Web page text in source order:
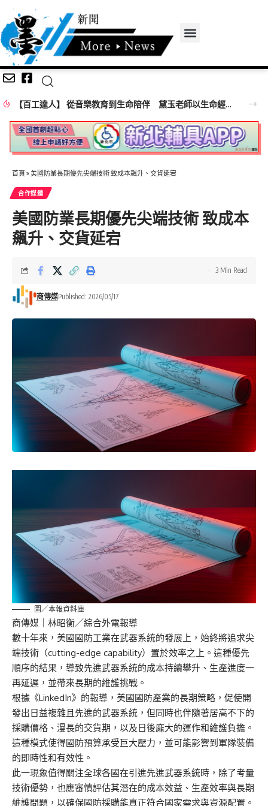
【百工達人】 從音樂教育到生命陪伴 黛玉老師以生命經驗打造共學平台
首頁 » 美國防業長期優先尖端技術 致成本飆升、交貨延宕
合作媒體
美國防業長期優先尖端技術 致成本
飆升、交貨延宕
商傳媒Published: 2026/05/17
3 Min Read
圖／本報資料庫
商傳媒 ｜林昭衡／綜合外電報導
數十年來，美國國防工業在武器系統的發展上，始終將追求尖
端技術（cutting-edge capability）置於效率之上。這種優先
順序的結果，導致先進武器系統的成本持續攀升、生產進度一
再延遲，並帶來長期的維護挑戰。
根據《LinkedIn》的報導，美國國防產業的長期策略，促使開
發出日益複雜且先進的武器系統，但同時也伴隨著居高不下的
採購價格、漫長的交貨期，以及日後龐大的運作和維護負擔。
這種模式使得國防預算承受巨大壓力，並可能影響到軍隊裝備
的即時性和有效性。
此一現象值得關注全球各國在引進先進武器系統時，除了考量
技術優勢，也應審慎評估其潛在的成本效益、生產效率與長期
維護問題，以確保國防採購能真正符合國家需求與資源配置。